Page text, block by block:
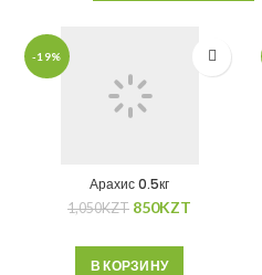
-19%
Арахис 0.5кг
1,050KZT 850KZT
В КОРЗИНУ